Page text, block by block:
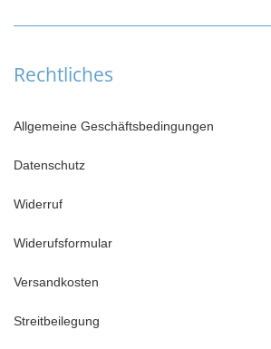
Rechtliches
Allgemeine Geschäftsbedingungen
Datenschutz
Widerruf
Widerufsformular
Versandkosten
Streitbeilegung